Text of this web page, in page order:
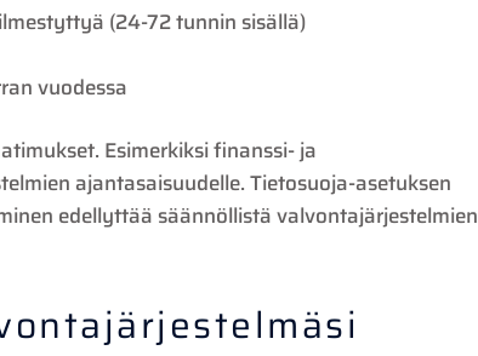
(24-72 tunnin sisällä)
vuodessa
Esimerkiksi finanssi- ja
ajantasaisuudelle. Tietosuoja-asetuksen
edellyttää säännöllistä valvontajärjestelmien